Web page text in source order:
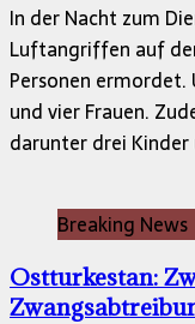
In der Nacht zum
Luftangriffen auf
Personen
und vier Frauen.
darunter drei Kinder
Breaking News
Ostturkestan: